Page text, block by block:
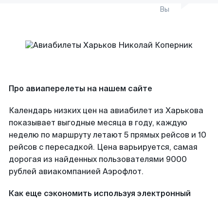
Вы
Про авиаперелеты на нашем сайте
Календарь низких цен на авиабилет из Харькова
показывает выгодные месяца в году, каждую
неделю по маршруту летают 5 прямых рейсов и 10
рейсов с пересадкой. Цена варьируется, самая
дорогая из найденных пользователями 9000
рублей авиакомпанией Аэрофлот.
Как еще сэкономить используя электронный